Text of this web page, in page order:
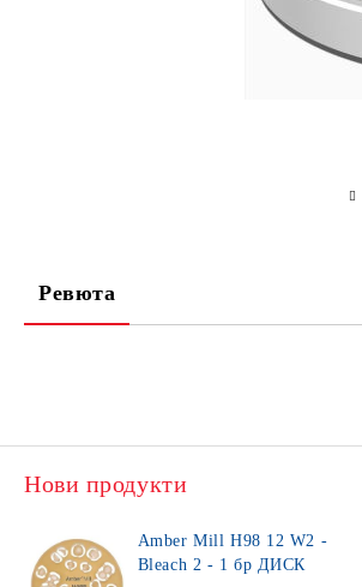
Ревюта
Нови продукти
Amber Mill H98 12 W2 -
Bleach 2 - 1 бр ДИСК